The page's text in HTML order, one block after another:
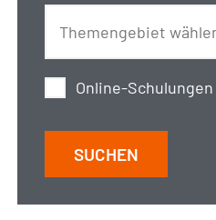
Online-Schulungen
SUCHEN